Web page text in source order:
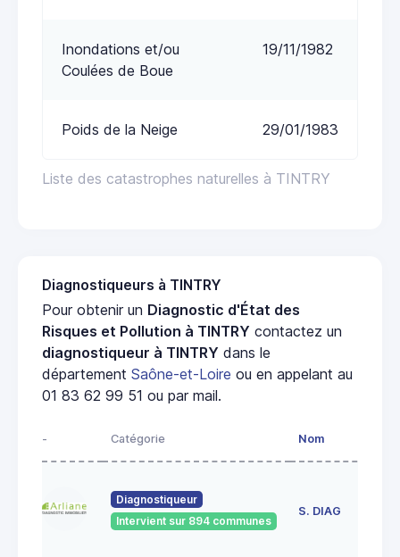
Liste des catastrophes naturelles à TINTRY
Inondations et/ou
Coulées de Boue
19/11/1982
Poids de la Neige 29/01/1983
Diagnostiqueurs à TINTRY
Pour obtenir un Diagnostic d'État des
Risques et Pollution à TINTRY contactez un
diagnostiqueur à TINTRY dans le
département Saône-et-Loire ou en appelant au
01 83 62 99 51 ou par mail.
- Catégorie Nom
Diagnostiqueur
Intervient sur 894 communes
S. DIAG